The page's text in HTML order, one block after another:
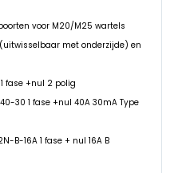
voor M20/M25 wartels
met onderzijde) en
fase +nul 2 polig
30 1 fase +nul 40A 30mA Type
B-16A 1 fase + nul 16A B